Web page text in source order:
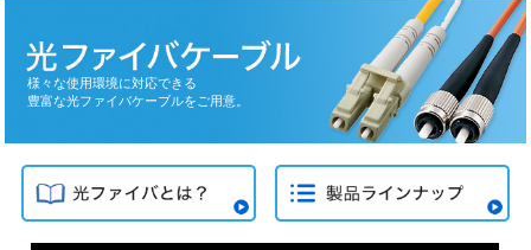
様々な使用環境に対応できる
豊富な光ファイバケーブルをご用意。